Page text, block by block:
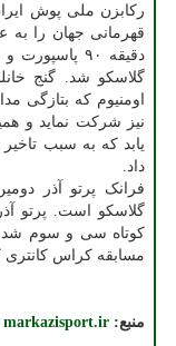
رکابزن ملی پوش
قهرمانی جهان را به
گلاسکو شد. گنج
اومنیوم که بتازگی
نیز شرکت نماید و
یابد که به سبب
داد.
فرانک پرتو آذر
گلاسکو است. پرتو
مسابقه کراس
منبع: markazisport.ir